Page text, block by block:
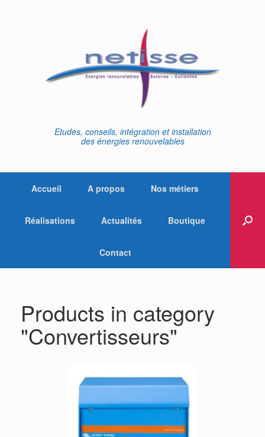
Etudes, conseils, intégration et installation
des énergies renouvelables
Accueil A propos Nos métiers
Réalisations Actualités Boutique
Contact
Products in category
"Convertisseurs"